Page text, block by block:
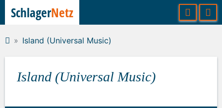
Island (Universal Music)
Island (Universal Music)
SchlagerNetz